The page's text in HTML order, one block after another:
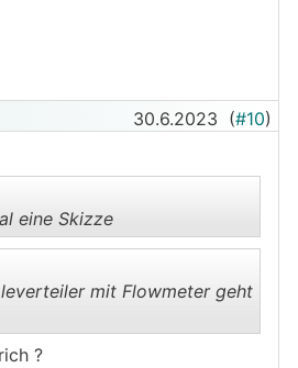
30.6.2023 (#10)
.
eine Skizze
mit Flowmeter geht
?